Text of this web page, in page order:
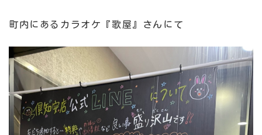
町内にあるカラオケ『歌屋』さんにて